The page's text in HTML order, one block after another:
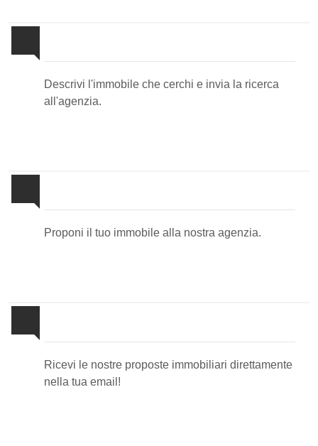
Descrivi l'immobile che cerchi e invia la ricerca
all'agenzia.
Proponi il tuo immobile alla nostra agenzia.
Ricevi le nostre proposte immobiliari direttamente
nella tua email!